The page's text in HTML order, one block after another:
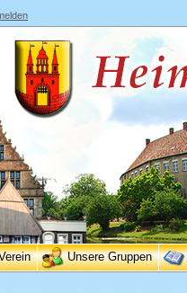
Unsere Gruppen